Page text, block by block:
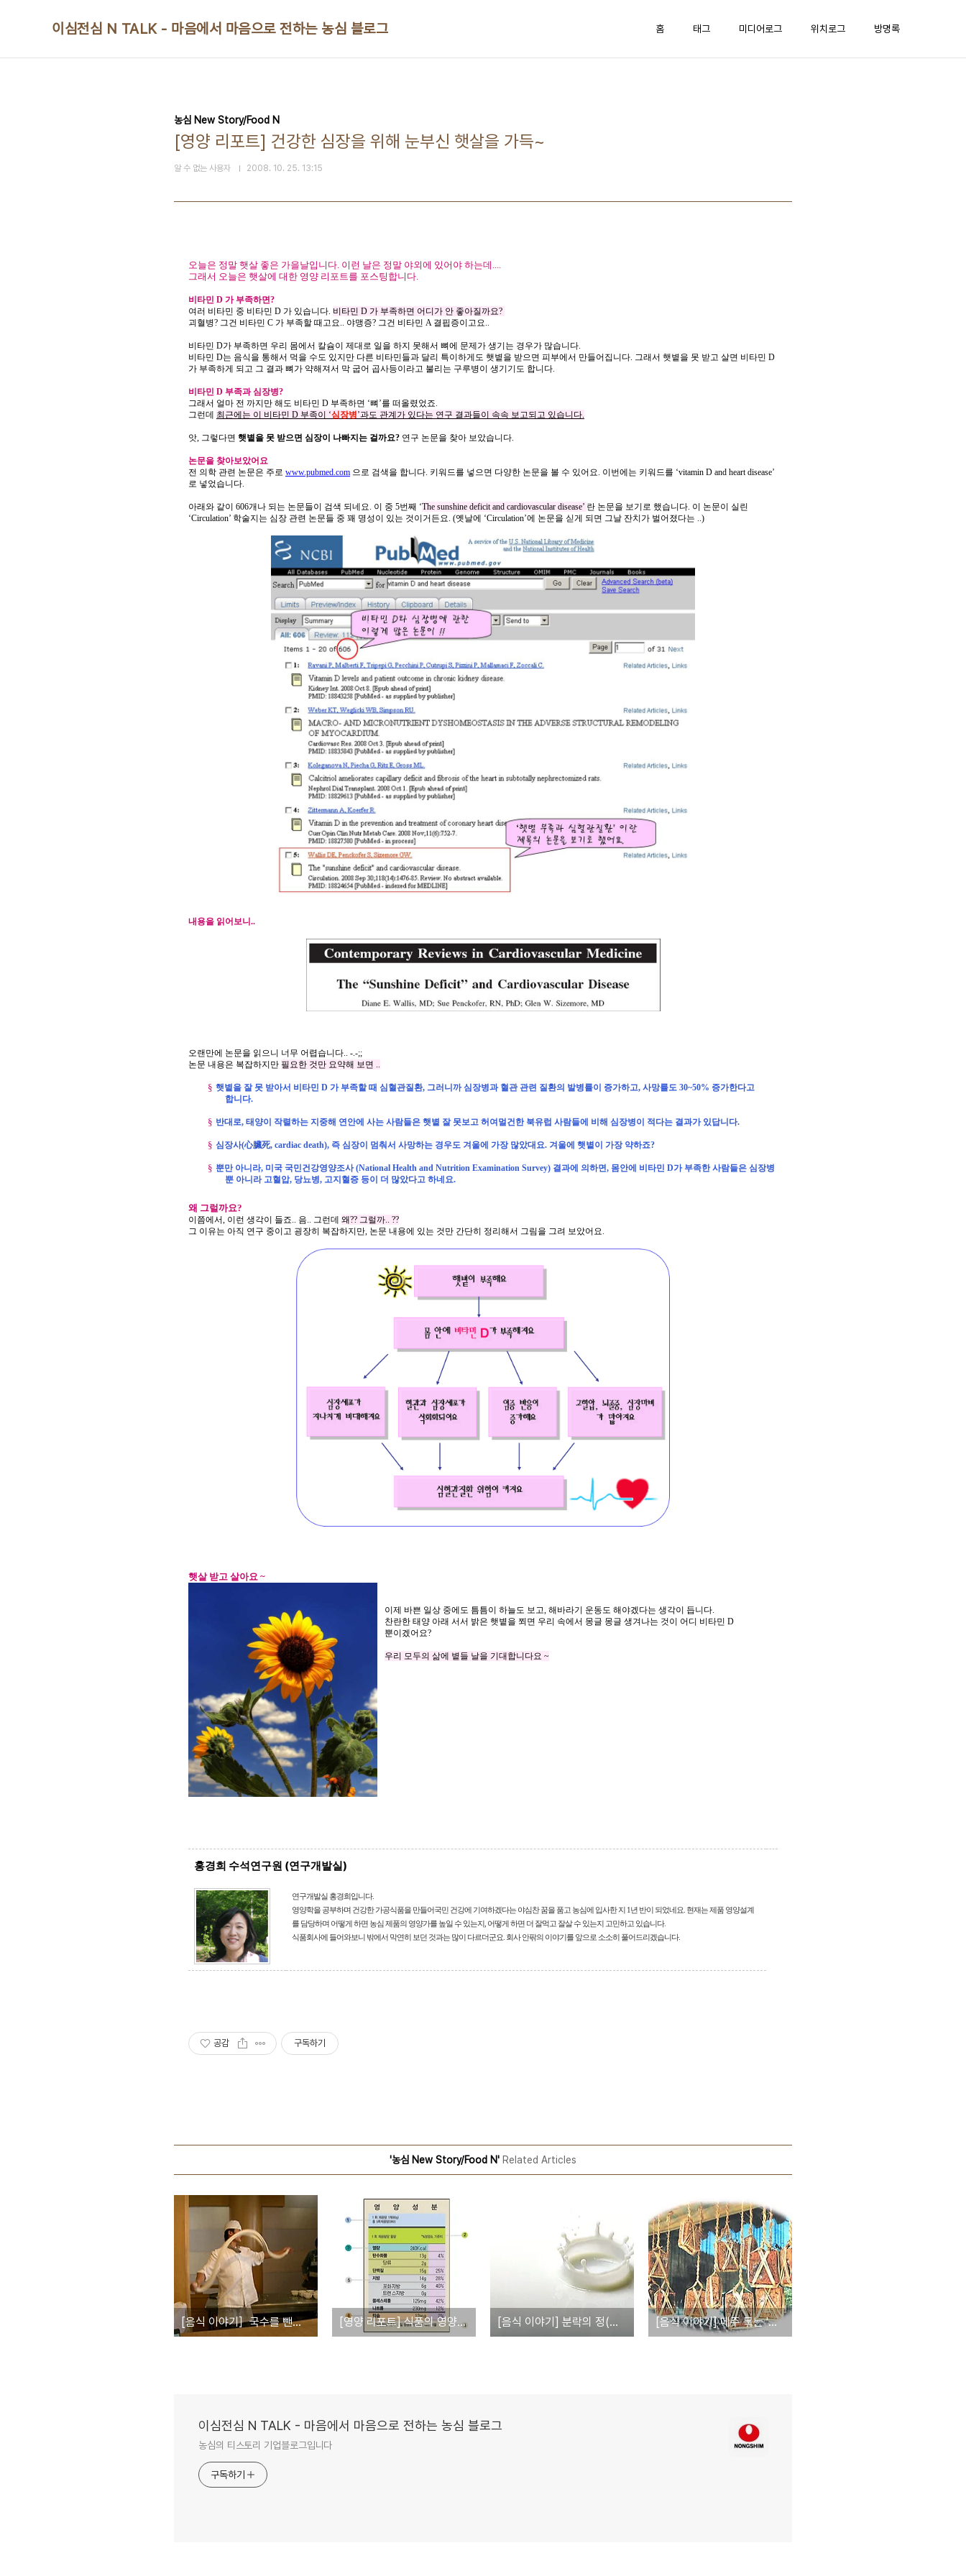
이심전심 N TALK - 마음에서 마음으로 전하는 농심 블로그 홈 태그 미디어로그 위치로그 방명록
농심 New Story/Food N
[영양 리포트] 건강한 심장을 위해 눈부신 햇살을 가득~
알 수 없는 사용자 2008. 10. 25. 13:15
오늘은 정말 햇살 좋은 가을날입니다. 이런 날은 정말 야외에 있어야 하는데....
그래서 오늘은 햇살에 대한 영양 리포트를 포스팅합니다.
비타민 D 가 부족하면?
여러 비타민 중 비타민 D 가 있습니다. 비타민 D 가 부족하면 어디가 안 좋아질까요?
괴혈병? 그건 비타민 C 가 부족할 때고요.. 야맹증? 그건 비타민 A 결핍증이고요..
비타민 D가 부족하면 우리 몸에서 칼슘이 제대로 일을 하지 못해서 뼈에 문제가 생기는 경우가 많습니다.
비타민 D는 음식을 통해서 먹을 수도 있지만 다른 비타민들과 달리 특이하게도 햇볕을 받으면 피부에서 만들어집니다. 그래서 햇볕을 못 받고 살면 비타민 D
가 부족하게 되고 그 결과 뼈가 약해져서 막 굽어 곱사등이라고 불리는 구루병이 생기기도 합니다.
비타민 D 부족과 심장병?
그래서 얼마 전 까지만 해도 비타민 D 부족하면 ‘뼈 ’를 떠올렸었죠.
그런데 최근에는 이 비타민 D 부족이 ‘심장병’과도 관계가 있다는 연구 결과들이 속속 보고되고 있습니다.
앗, 그렇다면 햇볕을 못 받으면 심장이 나빠지는 걸까요? 연구 논문을 찾아 보았습니다.
논문을 찾아보았어요
전 의학 관련 논문은 주로 www.pubmed.com 으로 검색을 합니다. 키워드를 넣으면 다양한 논문을 볼 수 있어요. 이번에는 키워드를 ‘vitamin D and heart disease’
로 넣었습니다.
아래와 같이 606개나 되는 논문들이 검색 되네요. 이 중 5번째 ‘The sunshine deficit and cardiovascular disease’ 란 논문을 보기로 했습니다. 이 논문이
실린
‘Circulation’ 학술지는 심장 관련 논문들 중 꽤 명성이 있는 것이거든요. (옛날에 ‘Circulation’에 논문을 싣게 되면 그날 잔치가 벌어졌다는 ..)
내용을 읽어보니 ..
오랜만에 논문을 읽으니 너무 어렵습니다.. -.-;;
논문 내용은 복잡하지만 필요한 것만 요약해 보면 ..
§ 햇볕을 잘 못 받아서 비타민 D가 부족할 때 심혈관질환, 그러니까 심장병과 혈관 관련 질환의 발병률이 증가하고,사망률도 30~50% 증가한다고
합니다.
§ 반대로,태양이 작렬하는 지중해 연안에 사는 사람들은 햇볕 잘 못보고 허여멀건한 북유럽 사람들에 비해 심장병이 적다는 결과가 있답니다.
§ 심장사(心臟死, cardiac death), 즉 심장이 멈춰서 사망하는 경우도 겨울에 가장 많았대요. 겨울에 햇볕이 가장 약하죠?
§ 뿐만 아니라, 미국 국민건강영양조사(National Health and Nutrition Examination Survey) 결과에 의하면, 몸안에 비타민 D가 부족한 사람들은 심장병
뿐 아니라 고혈압, 당뇨병, 고지혈증 등이 더 많았다고 하네요.
왜 그럴까요?
이쯤에서, 이런 생각이 들죠.. 음.. 그런데 왜?? 그럴까.. ??
그 이유는 아직 연구 중이고 굉장히 복잡하지만, 논문 내용에 있는 것만 간단히 정리해서 그림을 그려 보았어요.
햇살 받고 살아요 ~
이제 바쁜 일상 중에도 틈틈이 하늘도 보고, 해바라기 운동도 해야겠다는 생각이 듭니다.
찬란한 태양 아래 서서 밝은 햇볕을 쬐면 우리 속에서 몽글 몽글 생겨나는 것이 어디 비타민 D
뿐이겠어요?
우리 모두의 삶에 볕들 날을 기대합니다요 ~
홍경희 수석연구원 (연구개발실)
연구개발실 홍경희입니다.
영양학을 공부하며 건강한 가공식품을 만들어국민 건강에 기여하겠다는 야심찬 꿈을 품고 농심에 입사한 지 1년 반이 되었네요. 현재는 제품 영양설계
를 담당하며 어떻게 하면 농심 제품의 영양가를 높일 수 있는지, 어떻게 하면 더 잘먹고 잘살 수 있는지 고민하고 있습니다.
식품회사에 들어와보니 밖에서 막연히 보던 것과는 많이 다르더군요. 회사 안팎의 이야기를 앞으로 소소히 풀어드리겠습니다.
공감 구독하기
'농심 New Story/Food N' Related Articles
[음식 이야기］국수를 뺀다, 썬다, 친다! [영양 리포트] 식품의 영양성분 표시를 읽어보아요 [음식 이야기] 분락의 정(分酪의 情) [음식 이야기] 메주 묶는 '새끼줄'이 장맛을 좌우하는 이유는??
이심전심 N TALK - 마음에서 마음으로 전하는 농심 블로그
농심의 티스토리 기업블로그입니다
구독하기